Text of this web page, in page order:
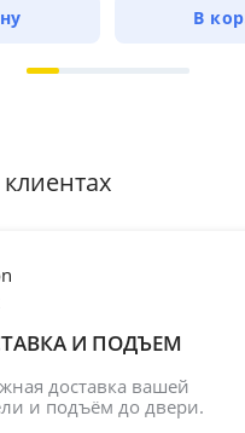
В
И ПОДЪЕМ
доставка вашей
и подъём до двери.